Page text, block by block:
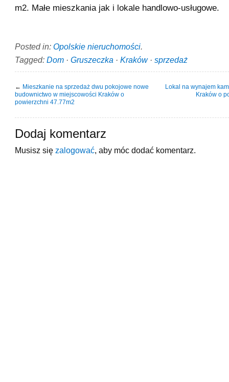
m2. Małe mieszkania jak i lokale handlowo-usługowe.
Posted in: Opolskie nieruchomości.
Tagged: Dom · Gruszeczka · Kraków· sprzedaż
← Mieszkanie na sprzedaż dwu pokojowe nowe
budownictwo w miejscowości Kraków o
powierzchni 47.77m2
Lokal na wynajem
Kraków o
Dodaj komentarz
Musisz się zalogować , aby móc dodać komentarz.